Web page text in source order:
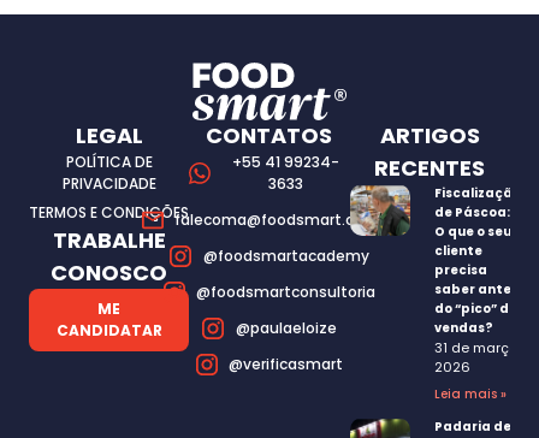
LEGAL
POLÍTICA DE
PRIVACIDADE
TERMOS E CONDIÇÕES
TRABALHE
CONOSCO
ME
CANDIDATAR
CONTATOS
+55 41 99234-
3633
falecoma@foodsmart.com.br
@foodsmartacademy
@foodsmartconsultoria
@paulaeloize
@verificasmart
ARTIGOS
RECENTES
Fiscalização
de Páscoa:
O que o seu
cliente
precisa
saber antes
do “pico” de
vendas?
31 de março,
2026
Leia mais »
Padaria de